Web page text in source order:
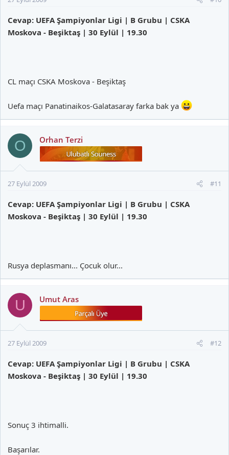
Cevap: UEFA Şampiyonlar Ligi | B Grubu | CSKA
Moskova - Beşiktaş | 30 Eylül | 19.30
CL maçı CSKA Moskova - Beşiktaş
Uefa maçı Panatinaikos-Galatasaray farka bak ya
O Orhan Terzi
27 Eylül 2009 #11
Cevap: UEFA Şampiyonlar Ligi | B Grubu | CSKA
Moskova - Beşiktaş | 30 Eylül | 19.30
Rusya deplasmanı... Çocuk olur...
U Umut Aras
27 Eylül 2009 #12
Cevap: UEFA Şampiyonlar Ligi | B Grubu | CSKA
Moskova - Beşiktaş | 30 Eylül | 19.30
Sonuç 3 ihtimalli.
Başarılar.